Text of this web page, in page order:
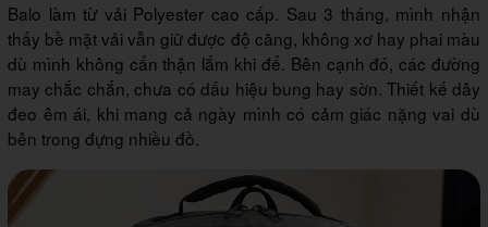
Balo làm từ vải Polyester cao cấp. Sau 3 tháng, mình nhận
thấy bề mặt vải vẫn giữ được độ căng, không xơ hay phai màu
dù mình không cẩn thận lắm khi để. Bên cạnh đó, các đường
may chắc chắn, chưa có dấu hiệu bung hay sờn. Thiết kế dây
đeo êm ái, khi mang cả ngày mình có cảm giác nặng vai dù
bên trong đựng nhiều đồ.